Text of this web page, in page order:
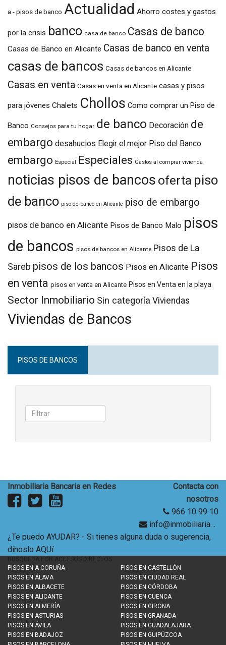
a - pisos de banco Actualidad Ahorro costes y gastos
por la crisis banco casa de banco Casas de banco
Casas de Banco en Alicante Casas de banco en venta
casas de bancos Casas de bancos en Alicante
Casas en venta Casas en venta en Alicante casas y pisos
para jóvenes Chalets Chollos Como comprar un Piso de
Banco Consejos para tu hogar de banco Decoración de
embargo desahucios Elegir el mejor Piso del Banco
embargo Especial Especiales Gastos al comprar vivienda
noticias pisos de bancos oferta piso
de banco piso de banco en Alicante piso de embargo
pisos de banco en Alicante Pisos de Banco Malo pisos
de bancos pisos de bancos en Alicante Pisos de La
Sareb pisos de los bancos Pisos en Alicante Pisos
en venta pisos en venta en Alicante Pisos en Venta en la playa
Sector Inmobiliario Sin categoría Viviendas
Viviendas de Bancos
PISOS DE BANCOS
Inmobiliaria Bancaria en Redes
Contacta con
nosotros
966 10 99 10
info@inmobiliariabancaria.com
¿Te puedo AYUDAR? - Si tienes alguna duda o sugerencia,
dínoslo AQUí
PISOS EN A CORUÑA
PISOS EN ÁLAVA
PISOS EN ALBACETE
PISOS EN ALICANTE
PISOS EN ALMERÍA
PISOS EN ASTURIAS
PISOS EN ÁVILA
PISOS EN BADAJOZ
PISOS EN CASTELLÓN
PISOS EN CIUDAD REAL
PISOS EN CÓRDOBA
PISOS EN CUENCA
PISOS EN GIRONA
PISOS EN GRANADA
PISOS EN GUADALAJARA
PISOS EN GUIPÚZCOA